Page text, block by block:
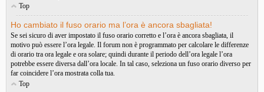
Top
Ho cambiato il fuso orario ma l’ora è ancora sbagliata!
Se sei sicuro di aver impostato il fuso orario corretto e l’ora è ancora sbagliata, il
motivo può essere l’ora legale. Il forum non è programmato per calcolare le differenze
di orario tra ora legale e ora solare; quindi durante il periodo dell’ora legale l’ora
potrebbe essere diversa dall’ora locale. In tal caso, seleziona un fuso orario diverso per
far coincidere l’ora mostrata colla tua.
Top